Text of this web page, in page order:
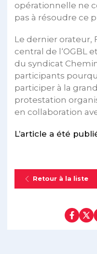
opérationnelle ne
pas à résoudre ce
Le dernier orateur,
central de l‘OGBL
du syndicat
participants
participer à la
protestation
en collaboration
L’article a été
Retour à la liste